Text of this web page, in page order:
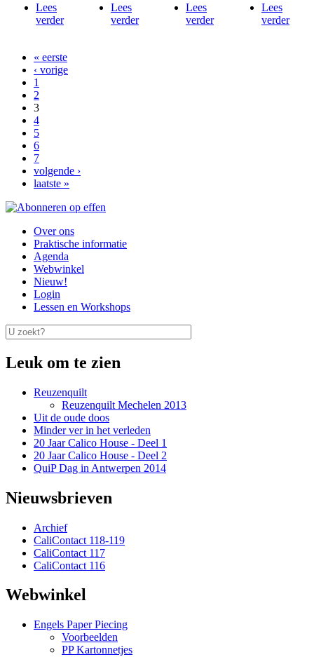
Lees
verderover Seafoam
Lees
verderover Sand
Lees
verderover Raffia
Lees
verderover
Pagina's
« eerste
‹ vorige
1
2
3
4
5
6
7
volgende ›
laatste »
Hoofdmenu
Over ons
Praktische informatie
Agenda
Webwinkel
Nieuw!
Login
Lessen en Workshops
U zoekt?
Leuk om te zien
Reuzenquilt
Reuzenquilt Mechelen 2013
Uit de oude doos
Minder ver in het verleden
20 Jaar Calico House - Deel 1
20 Jaar Calico House - Deel 2
QuiP Dag in Antwerpen 2014
Nieuwsbrieven
Archief
CaliContact 118-119
CaliContact 117
CaliContact 116
Webwinkel
Engels Paper Piecing
Voorbeelden
PP Kartonnetjes